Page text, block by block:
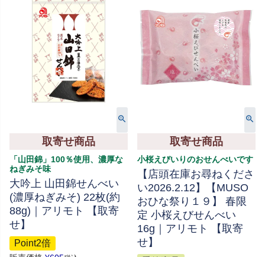
取寄せ商品
「山田錦」100％使用、濃厚な
ねぎみそ味
大吟上 山田錦せんべい
(濃厚ねぎみそ) 22枚(約
88g)｜アリモト 【取寄
せ】
Point2倍
取寄せ商品
小桜えびいりのおせんべいです
【店頭在庫お尋ねくださ
い2026.2.12】【MUSO
おひな祭り１９】 春限
定 小桜えびせんべい
16g｜アリモト 【取寄
せ】